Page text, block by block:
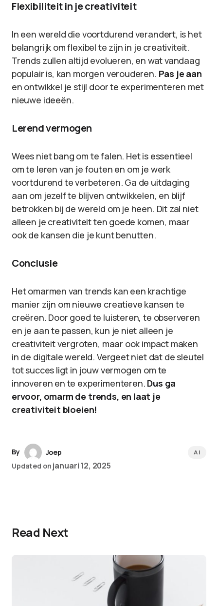
Flexibiliteit in je creativiteit
In een wereld die voortdurend verandert, is het
belangrijk om flexibel te zijn in je creativiteit.
Trends zullen altijd evolueren, en wat vandaag
populair is, kan morgen verouderen. Pas je aan
en ontwikkel je stijl door te experimenteren met
nieuwe ideeën.
Lerend vermogen
Wees niet bang om te falen. Het is essentieel
om te leren van je fouten en om je werk
voortdurend te verbeteren. Ga de uitdaging
aan om jezelf te blijven ontwikkelen, en blijf
betrokken bij de wereld om je heen. Dit zal niet
alleen je creativiteit ten goede komen, maar
ook de kansen die je kunt benutten.
Conclusie
Het omarmen van trends kan een krachtige
manier zijn om nieuwe creatieve kansen te
creëren. Door goed te luisteren, te observeren
en je aan te passen, kun je niet alleen je
creativiteit vergroten, maar ook impact maken
in de digitale wereld. Vergeet niet dat de sleutel
tot succes ligt in jouw vermogen om te
innoveren en te experimenteren. Dus ga
ervoor, omarm de trends, en laat je
creativiteit bloeien!
By
Joep
Updated on januari 12, 2025
AI
Read Next